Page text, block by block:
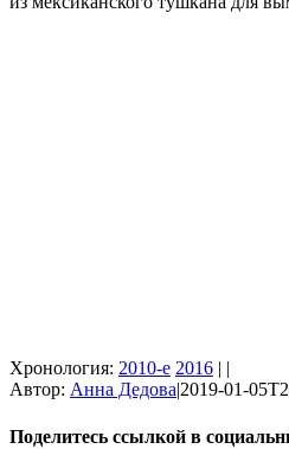
Хронология: 2010-е 2016 | |
Автор: Анна Дедова|2019-01-
Поделитесь ссылкой в